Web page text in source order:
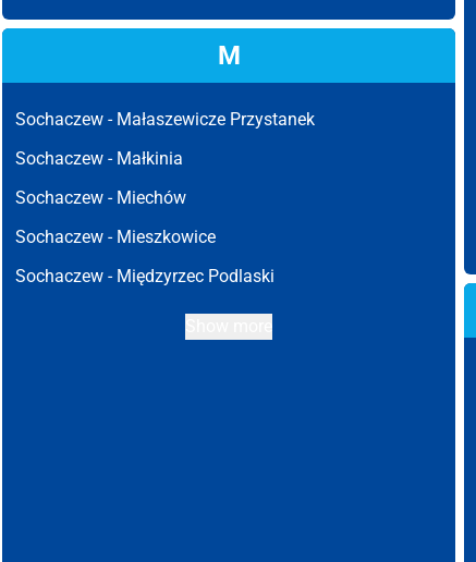
M
Sochaczew - Małaszewicze Przystanek
Sochaczew - Małkinia
Sochaczew - Miechów
Sochaczew - Mieszkowice
Sochaczew - Międzyrzec Podlaski